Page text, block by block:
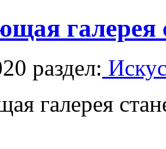
галерея
раздел:
галерея